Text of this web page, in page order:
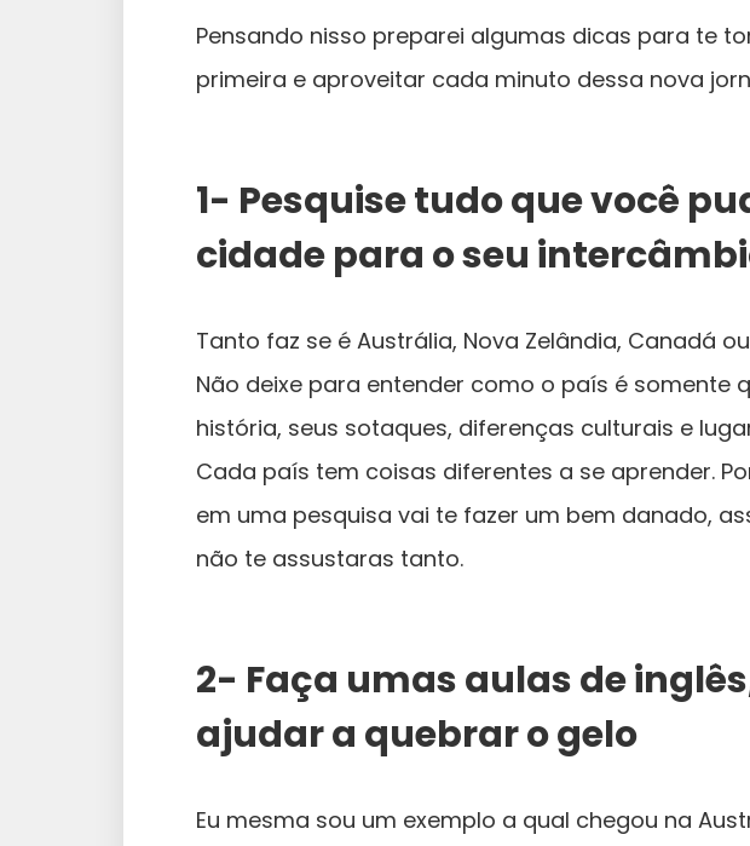
Pensando nisso preparei algumas dicas para te
primeira e aproveitar cada minuto dessa nova
1- Pesquise tudo que você
cidade para o seu
Tanto faz se é Austrália, Nova Zelândia, Canadá
Não deixe para entender como o país é somente
história, seus sotaques, diferenças culturais e
Cada país tem coisas diferentes a se aprender.
em uma pesquisa vai te fazer um bem danado,
não te assustaras tanto.
2- Faça umas aulas de
ajudar a quebrar o gelo
Eu mesma sou um exemplo a qual chegou na